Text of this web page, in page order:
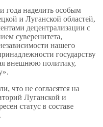
года наделить особым
и Луганской областей,
децентрализации с
суверенитета,
нашего
государству
внешнюю политику,
что не согласятся на
Луганской и
статус в составе